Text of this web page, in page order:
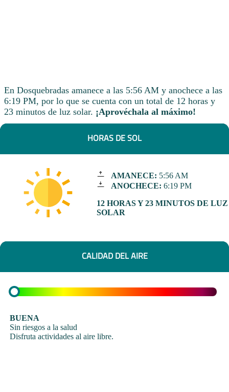
En Dosquebradas amanece a las 5:56 AM y anochece a las
6:19 PM, por lo que se cuenta con un total de 12 horas y
23 minutos de luz solar. ¡Aprovéchala al máximo!
HORAS DE SOL
AMANECE: 5:56 AM
ANOCHECE: 6:19 PM
12 HORAS Y 23 MINUTOS DE LUZ
SOLAR
CALIDAD DEL AIRE
BUENA
Sin riesgos a la salud
Disfruta actividades al aire libre.